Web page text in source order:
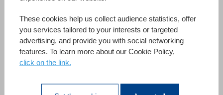
Trasforma testo dinamico in metodi eseguibili
Introduci uncomportamento dinamicosenza
compromettere affidabilità e manutenibilità.
classe 4D.Methodconsente di trasformare codice
These cookies help us collect audience statistics, offer
you services tailored to your interests or targeted
advertising, and provide you with social networking
features. To learn more about our Cookie Policy,
click on the link.